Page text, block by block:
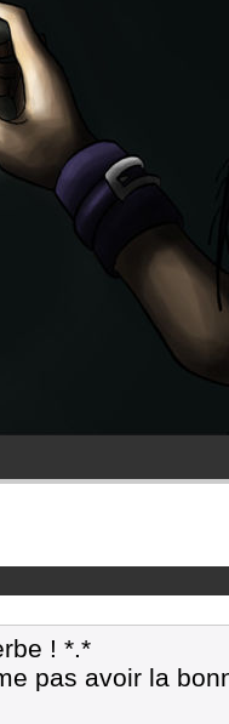
! *.*
pas avoir la